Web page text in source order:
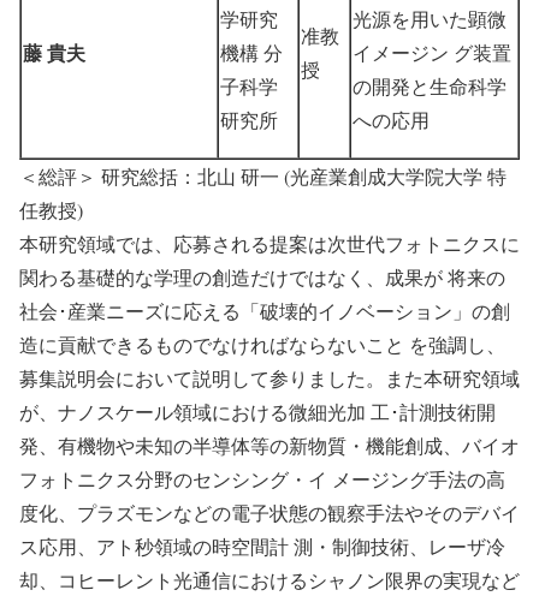
藤 貴夫
学研究
機構 分
子科学
研究所
准教
授
光源を用いた顕微
イメージン グ装置
の開発と生命科学
への応用
＜総評＞ 研究総括：北山 研一 (光産業創成大学院大学 特
任教授)
本研究領域では、応募される提案は次世代フォトニクスに
関わる基礎的な学理の創造だけではなく、成果が 将来の
社会･産業ニーズに応える「破壊的イノベーション」の創
造に貢献できるものでなければならないこと を強調し、
募集説明会において説明して参りました。また本研究領域
が、ナノスケール領域における微細光加 工･計測技術開
発、有機物や未知の半導体等の新物質・機能創成、バイオ
フォトニクス分野のセンシング・イ メージング手法の高
度化、プラズモンなどの電子状態の観察手法やそのデバイ
ス応用、アト秒領域の時空間計 測・制御技術、レーザ冷
却、コヒーレント光通信におけるシャノン限界の実現など